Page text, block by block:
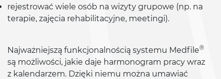
rejestrować wiele osób na wizyty grupowe (np. na
terapie, zajęcia rehabilitacyjne, meetingi).
Najważniejszą funkcjonalnością systemu Medfile®
są możliwości, jakie daje harmonogram pracy wraz
z kalendarzem. Dzięki niemu można umawiać